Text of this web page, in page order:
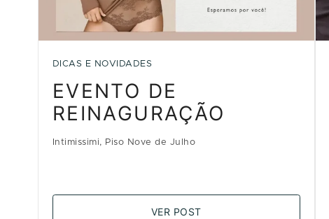
DICAS E NOVIDADES
EVENTO DE
REINAGURAÇÃO
Intimissimi, Piso Nove de Julho
VER POST